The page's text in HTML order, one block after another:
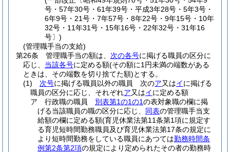
号・57年30号・61年39号・平成3年28号・5年3号・
6年9号・21号・7年57号・8年22号・9年15号・10年
32号・11年31号・15年16号・22年32号・31年16
号〕)
(管理職手当の支給)
第26条
管理職手当の額は、 次の各号に掲げる職員の区分に
応じ、 当該各号に定める額(その額に1円未満の端数がある
ときは、その端数を切り捨てた額)とする。
(1)
次号に掲げる職員以外の職員 次のア又はイに掲げる
職員の区分に応じ、それぞれア又はイに定める額
ア
行政職の職員 別表第1の1の1の表対象職の欄に掲
げる当該職員の職の区分に応じ、 同表の管理職手当支
給額の欄に定める額(育児休業法第11条第1項に規定す
る育児短時間勤務職員及び育児休業法第17条の規定に
より短時間勤務をしている職員にあつては勤務時間条
例第2条第2項の規定により定められたその者の勤務時